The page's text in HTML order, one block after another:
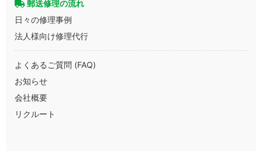
郵送修理の流れ
日々の修理事例
法人様向け修理代行
よくあるご質問 (FAQ)
お知らせ
会社概要
リクルート